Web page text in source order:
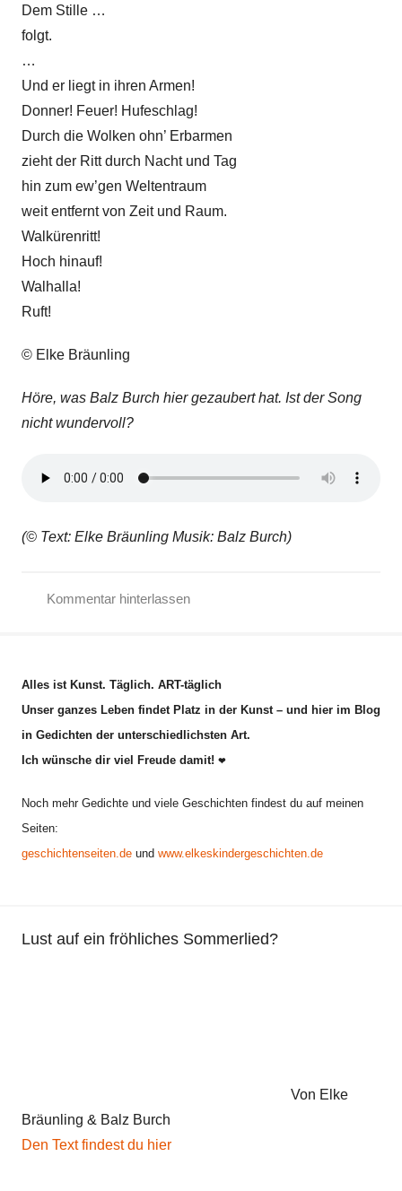
Dem Stille …
folgt.
…
Und er liegt in ihren Armen!
Donner! Feuer! Hufeschlag!
Durch die Wolken ohn’ Erbarmen
zieht der Ritt durch Nacht und Tag
hin zum ew’gen Weltentraum
weit entfernt von Zeit und Raum.
Walkürenritt!
Hoch hinauf!
Walhalla!
Ruft!
© Elke Bräunling
Höre, was Balz Burch hier gezaubert hat. Ist der Song
nicht wundervoll?
(© Text: Elke Bräunling Musik: Balz Burch)
e
d
e
n
F
r
i
n
h
Kommentar hinterlassen
Alles ist Kunst. Täglich. ART-täglich
Unser ganzes Leben findet Platz in der Kunst – und hier im Blog
in Gedichten der unterschiedlichsten Art.
Ich wünsche dir viel Freude damit! ❤
Noch mehr Gedichte und viele Geschichten findest du auf meinen
Seiten:
geschichtenseiten.de und www.elkeskindergeschichten.de
Lust auf ein fröhliches Sommerlied?
Von Elke
Bräunling & Balz Burch
Den Text findest du hier